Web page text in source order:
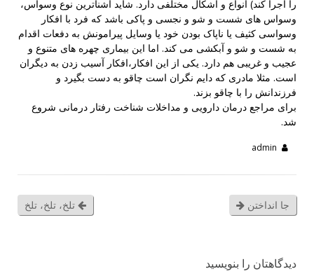
را اجرا کند) انواع و اشکال مختلفی دارد. شاید آشناترین نوع وسواس،
وسواس های شست و شو و نجسی و پاکی باشد که فرد با افکار
وسواسی کثیف یا ناپاک بودن خود یا وسایل پیرامونش به دفعات اقدام
به شست و شو و آبکشی می کند. اما این بیماری چهره های متنوع و
عجیب و غریبی هم دارد. یکی از این افکار،افکار آسیب زدن به دیگران
است. مثلا مادری که دایم نگران است چاقو به دست بگیرد و
فرزندانش را با چاقو بزند.
برای مراجع درمان دارویی و مداخلات شناخت رفتار درمانی شروع
شد.
admin
تلخ، تلخ، تلخ جا انداختن
دیدگاهتان را بنویسید